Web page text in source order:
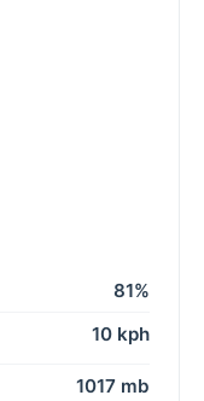
81%
10 kph
1017 mb